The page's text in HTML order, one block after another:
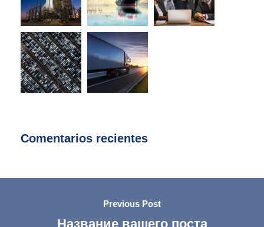
Comentarios recientes
Previous Post
Название вашего поста